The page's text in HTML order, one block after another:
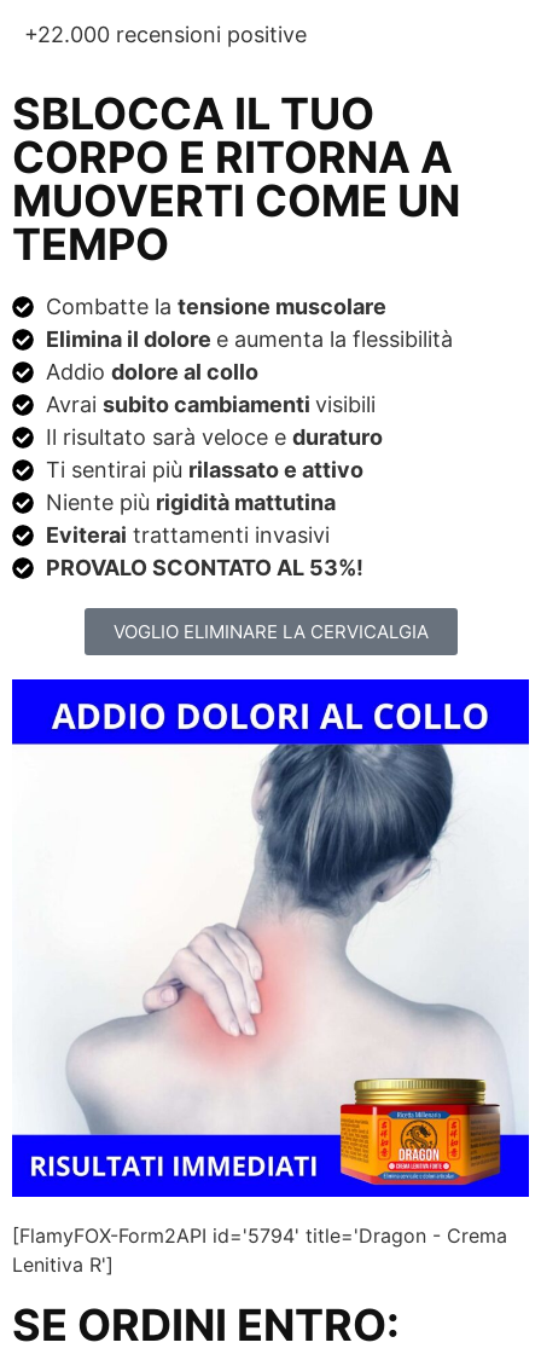
+22.000 recensioni positive
SBLOCCA IL TUO
CORPO E RITORNA A
MUOVERTI COME UN
TEMPO
Combatte la tensione muscolare
Elimina il dolore e aumenta la flessibilità
Addio dolore al collo
Avrai subito cambiamenti visibili
Il risultato sarà veloce e duraturo
Ti sentirai più rilassato e attivo
Niente più rigidità mattutina
Eviterai trattamenti invasivi
PROVALO SCONTATO AL 53%!
VOGLIO ELIMINARE LA CERVICALGIA
[FlamyFOX-Form2API id='5794' title='Dragon - Crema
Lenitiva R']
SE ORDINI ENTRO: